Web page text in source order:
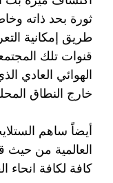
ثورة بحد ذاته
طريق إمكانية
قنوات تلك
الهوائي العادي
خارج النطاق
أيضاً ساهم
العالمية من حيث
كافة لكافة انحاء